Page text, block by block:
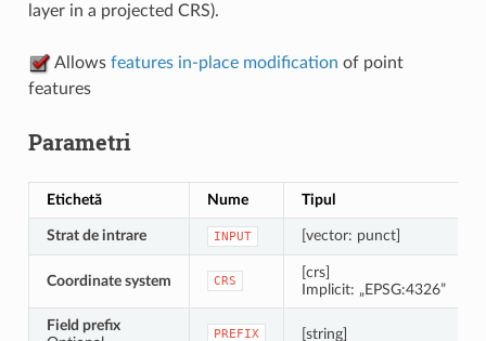
layer in a projected CRS).
Allows features in-place modification of point
features
Parametri
Etichetă Nume Tipul
Strat de intrare INPUT [vector: punct]
Coordinate system CRS
[crs]
Implicit: „EPSG:4326”
Field prefix
PREFIX [string]